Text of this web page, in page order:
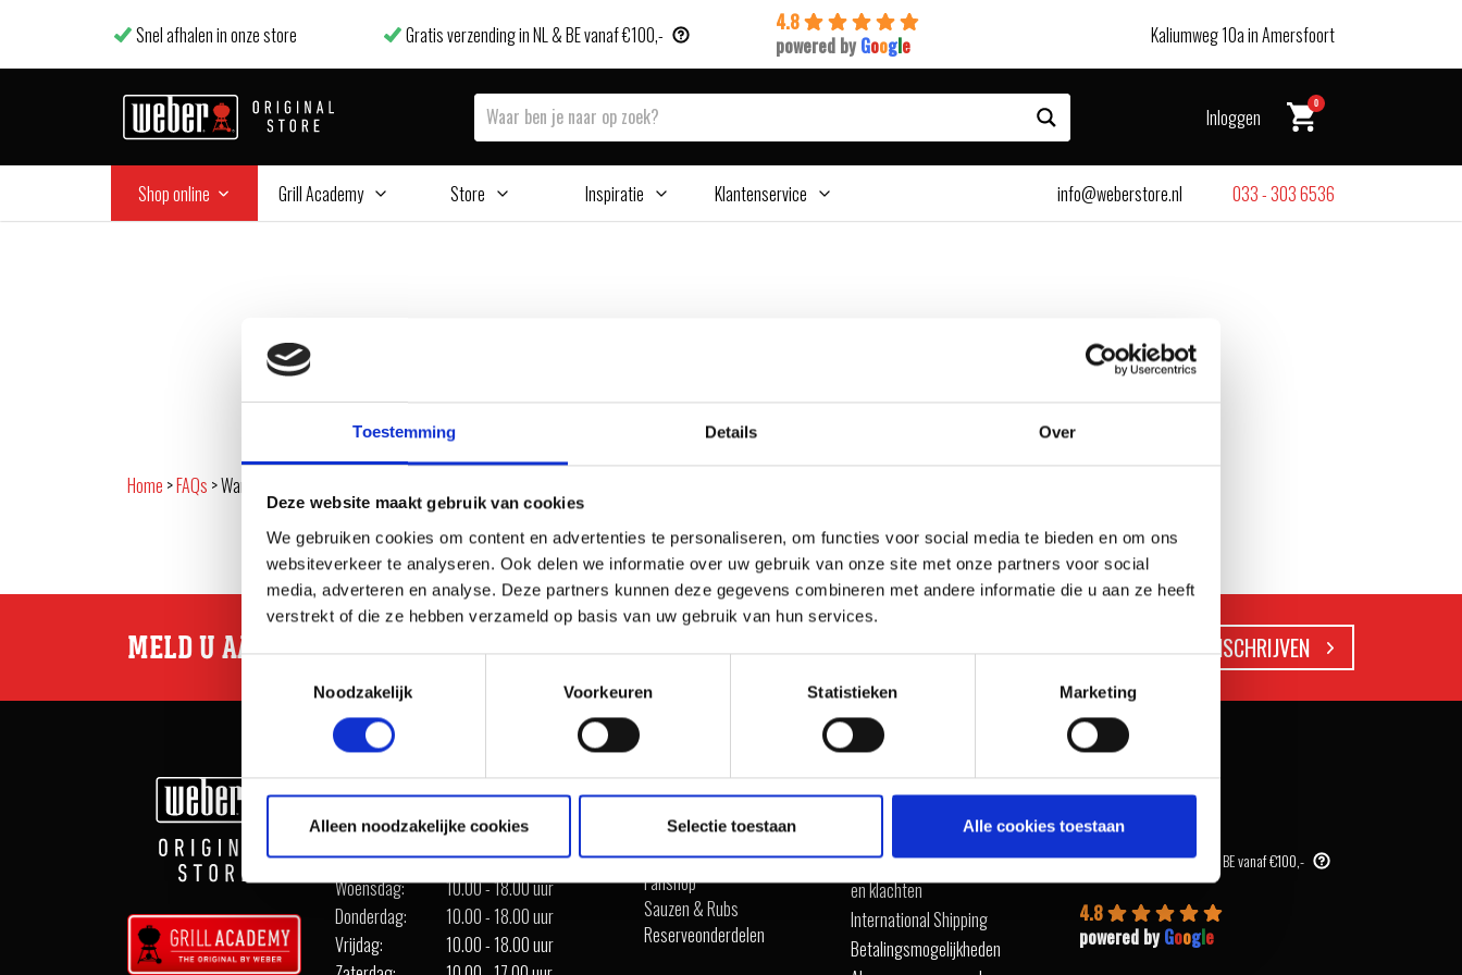
Toestemming Details Over
Deze website maakt gebruik van cookies
We gebruiken cookies om content en advertenties te personaliseren, om functies voor social media te bieden en om ons
websiteverkeer te analyseren. Ook delen we informatie over uw gebruik van onze site met onze partners voor social
media, adverteren en analyse. Deze partners kunnen deze gegevens combineren met andere informatie die u aan ze heeft
verstrekt of die ze hebben verzameld op basis van uw gebruik van hun services.
Noodzakelijk
Voorkeuren Statistieken Marketing
Alleen noodzakelijke cookies Selectie toestaan Alle cookies toestaan
Snel afhalen in onze store Gratis verzending in NL & BE vanaf €100,-
4.8
powered by Google Kaliumweg 10a in Amersfoort
Inloggen
0
Shop online Grill Academy Store Inspiratie Klantenservice info@weberstore.nl 033 - 303 6536
Home >FAQs >Wanneer kan ik de ‘SmokeBoost’ functie gebruiken?
MELD U AAN VOOR WEBER INSPIRATIE
OPENINGSTIJDEN
Maandag:
Gesloten
Dinsdag:
10.00 - 18.00 uur
Woensdag:
10.00 - 18.00 uur
Donderdag:
10.00 - 18.00 uur
Vrijdag:
10.00 - 18.00 uur
SHOP ONLINE
Barbecue's
Accessoires
Fanshop
Sauzen & Rubs
Reserveonderdelen
ALGEMEEN
Verzenden, retour sturen
en klachten
International Shipping
Betalingsmogelijkheden
WAAROM WEBERSTORE?
Snel afhalen in onze store
Gratis verzending in NL & BE vanaf €100,-
4.8
powered byGoogle